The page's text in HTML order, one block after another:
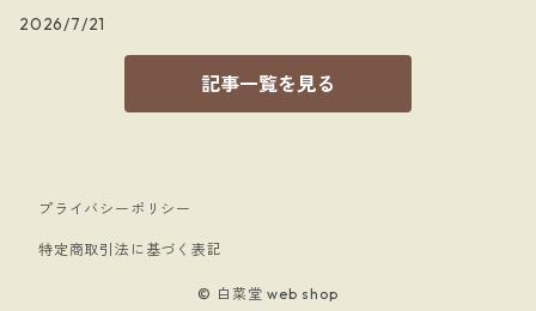
2026/7/21
記事一覧を見る
プライバシーポリシー
特定商取引法に基づく表記
© 白菜堂 web shop